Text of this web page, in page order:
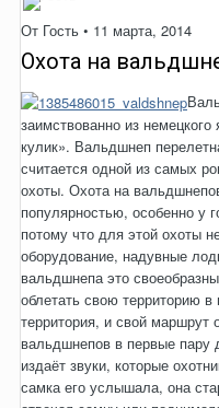
От Гость • 11 марта, 2014
Охота на
заимствованно из
кулик». Вальдшнеп
считается одной из самых
охоты. Охота на
популярностью, особенно у
потому что для этой охоты
оборудование, надувные
вальдшнепа это
облетать свою территорию
территория, и свой маршрут
вальдшнепов в первые пару
издаёт звуки, которые
самка его услышала, она